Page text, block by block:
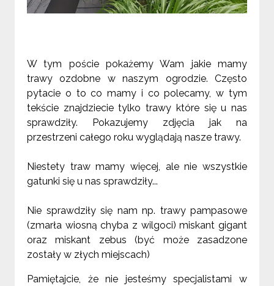
W tym poście pokażemy Wam jakie mamy
trawy ozdobne w naszym ogrodzie. Często
pytacie o to co mamy i co polecamy, w tym
tekście znajdziecie tylko trawy które się u nas
sprawdziły. Pokazujemy zdjęcia jak na
przestrzeni całego roku wyglądają nasze trawy.
Niestety traw mamy więcej, ale nie wszystkie
gatunki się u nas sprawdziły...
Nie sprawdziły się nam np. trawy pampasowe
(zmarła wiosną chyba z wilgoci) miskant gigant
oraz miskant zebus (być może zasadzone
zostały w złych miejscach)
Pamiętajcie, że nie jesteśmy specjalistami w